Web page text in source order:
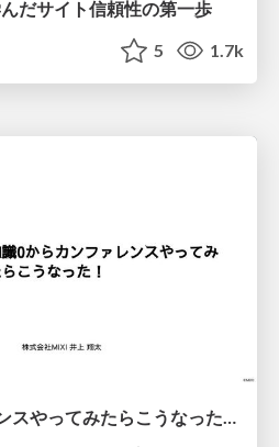
だサイト信頼性の第一歩
5 1.7k
知識0からカンファレンスやってみたらこうなった！